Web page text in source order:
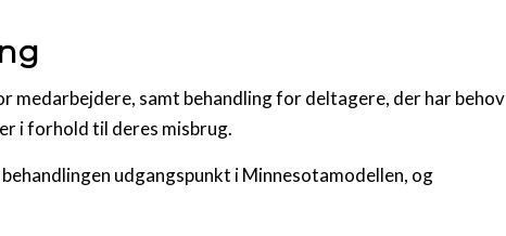
medarbejdere, samt behandling for deltagere, der har behov
i forhold til deres misbrug.
udgangspunkt i Minnesotamodellen, og